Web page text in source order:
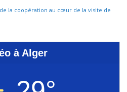
la coopération au cœur de la visite de
à Alger